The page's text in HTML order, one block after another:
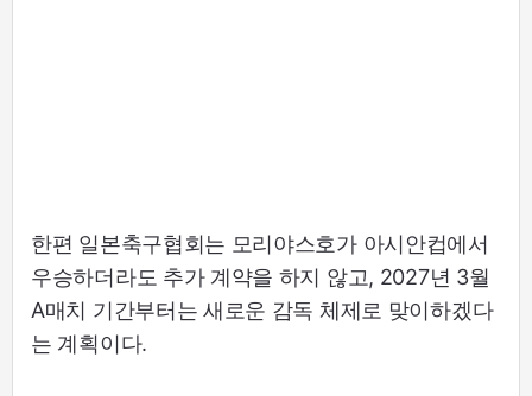
한편 일본축구협회는 모리야스호가 아시안컵에서
우승하더라도 추가 계약을 하지 않고, 2027년 3월
A매치 기간부터는 새로운 감독 체제로 맞이하겠다
는 계획이다.